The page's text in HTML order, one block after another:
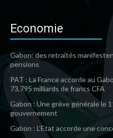
Economie
Gabon: des retraités
pensions
PAT : La France accorde au
73,795 milliards de francs CFA
Gabon : Une grève générale le
gouvernement
Gabon : L’Etat accorde une